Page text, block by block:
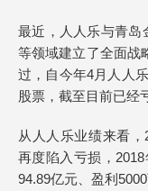
最近，人人乐与青岛
等领域建立了全面战
过，自今年4月人人
股票，截至目前已经
从人人乐业绩来看
再度陷入亏损，
94.89亿元、盈利